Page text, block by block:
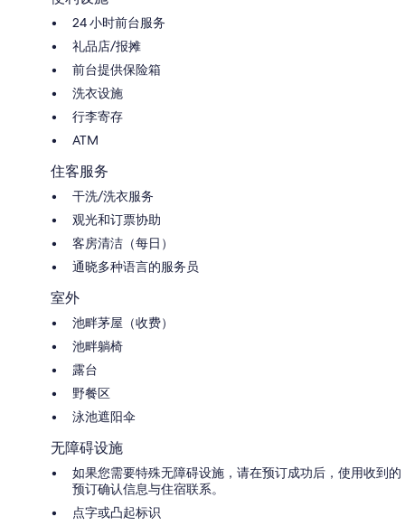
24 小时前台服务
礼品店/报摊
前台提供保险箱
洗衣设施
行李寄存
ATM
住客服务
干洗/洗衣服务
观光和订票协助
客房清洁（每日）
通晓多种语言的服务员
室外
池畔茅屋（收费）
池畔躺椅
露台
野餐区
泳池遮阳伞
无障碍设施
如果您需要特殊无障碍设施，请在预订成功后，使用收到的
预订确认信息与住宿联系。
点字或凸起标识